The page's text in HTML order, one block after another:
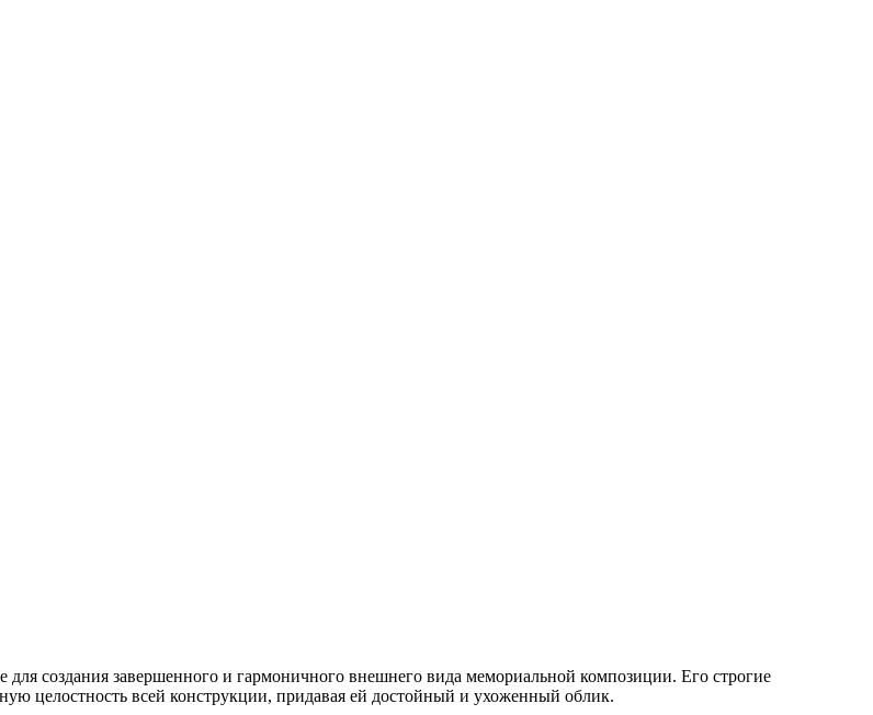
создания завершенного и гармоничного внешнего вида мемориальной композиции. Его строгие
целостность всей конструкции, придавая ей достойный и ухоженный облик.